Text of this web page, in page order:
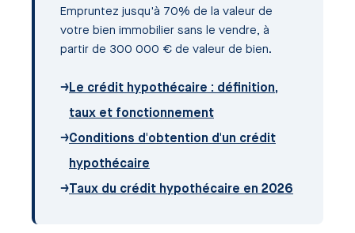
Empruntez jusqu'à 70% de la valeur de
votre bien immobilier sans le vendre, à
partir de 300 000 € de valeur de bien.
→Le crédit hypothécaire : définition,
taux et fonctionnement
→Conditions d'obtention d'un crédit
hypothécaire
→Taux du crédit hypothécaire en 2026